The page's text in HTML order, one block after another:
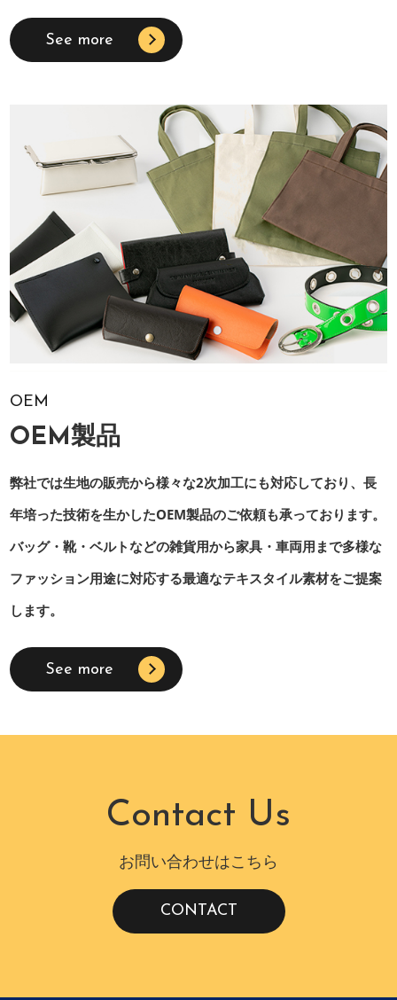
See more
OEM
OEM製品
弊社では生地の販売から様々な2次加工にも対応しており、長
年培った技術を生かしたOEM製品のご依頼も承っております。
バッグ・靴・ベルトなどの雑貨用から家具・車両用まで多様な
ファッション用途に対応する最適なテキスタイル素材をご提案
します。
See more
Contact Us
お問い合わせはこちら
CONTACT